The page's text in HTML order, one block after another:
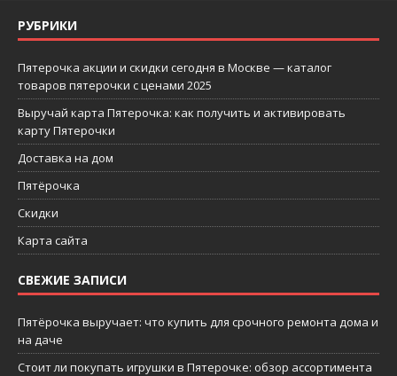
РУБРИКИ
Пятерочка акции и скидки сегодня в Москве — каталог
товаров пятерочки с ценами 2025
Выручай карта Пятерочка: как получить и активировать
карту Пятерочки
Доставка на дом
Пятёрочка
Скидки
Карта сайта
СВЕЖИЕ ЗАПИСИ
Пятёрочка выручает: что купить для срочного ремонта дома и
на даче
Стоит ли покупать игрушки в Пятерочке: обзор ассортимента